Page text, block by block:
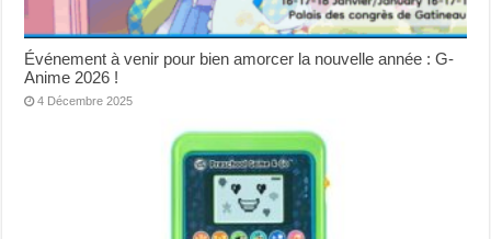
Événement à venir pour bien amorcer la nouvelle année : G-
Anime 2026 !
4 Décembre 2025